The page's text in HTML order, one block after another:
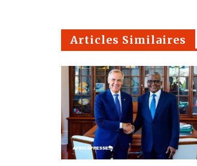
Articles Similaires